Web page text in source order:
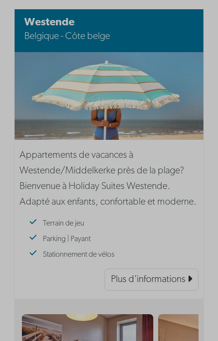
Westende
Belgique - Côte belge
Appartements de vacances à
Westende/Middelkerke près de la plage?
Bienvenue à Holiday Suites Westende.
Adapté aux enfants, confortable et moderne.
Terrain de jeu
Parking | Payant
Stationnement de vélos
Plus d'informations